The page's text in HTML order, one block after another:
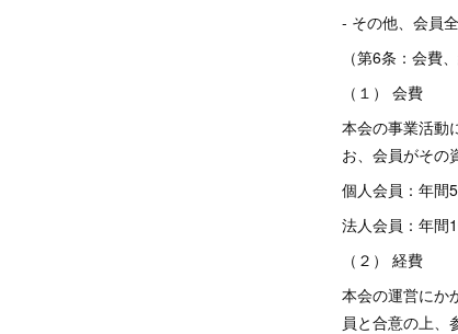
- その他、会員
（第6条：会費
（１） 会費
本会の事業活動
お、会員がその
個人会員：年間
法人会員：年間
（２） 経費
本会の運営にか
員と合意の上、